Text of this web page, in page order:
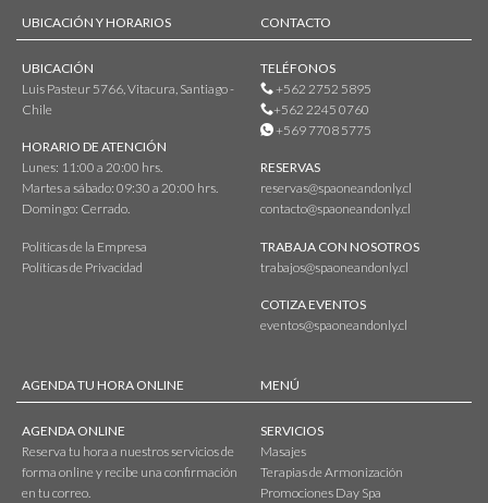
UBICACIÓN Y HORARIOS
UBICACIÓN
Luis Pasteur 5766, Vitacura, Santiago -
Chile
HORARIO DE ATENCIÓN
Lunes: 11:00 a 20:00 hrs.
Martes a sábado: 09:30 a 20:00 hrs.
Domingo: Cerrado.
Políticas de la Empresa
Políticas de Privacidad
CONTACTO
TELÉFONOS
+562 2752 5895
+562 2245 0760
+569 7708 5775
RESERVAS
reservas@spaoneandonly.cl
contacto@spaoneandonly.cl
TRABAJA CON NOSOTROS
trabajos@spaoneandonly.cl
COTIZA EVENTOS
eventos@spaoneandonly.cl
AGENDA TU HORA ONLINE
AGENDA ONLINE
Reserva tu hora a nuestros servicios de
forma online y recibe una confirmación
en tu correo.
MENÚ
SERVICIOS
Masajes
Terapias de Armonización
Promociones Day Spa